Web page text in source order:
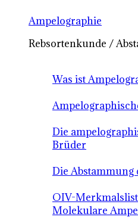
Ampelographie
Rebsortenkunde /
Was ist
Die
Brüder
Die Abstammung
OIV-
Molekulare